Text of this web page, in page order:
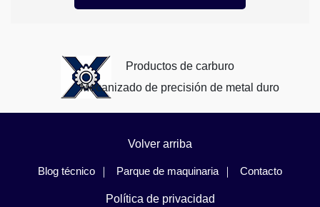
Productos de carburo
Mecanizado de precisión de metal duro
Volver arriba
Blog técnico Parque de maquinaria Contacto
Política de privacidad